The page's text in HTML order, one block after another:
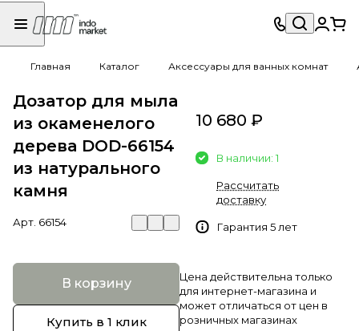
Главная Каталог Аксессуары для ванных комнат
Дозатор для мыла
из окаменелого
дерева DOD-66154
из натурального
камня
Арт. 66154
В корзину
Купить в 1 клик
10 680 ₽
В наличии: 1
Рассчитать
доставку
Гарантия 5 лет
Цена действительна только
для интернет-магазина и
может отличаться от цен в
розничных магазинах